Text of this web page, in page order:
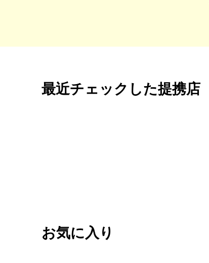
最近チェックした提携店
お気に入り